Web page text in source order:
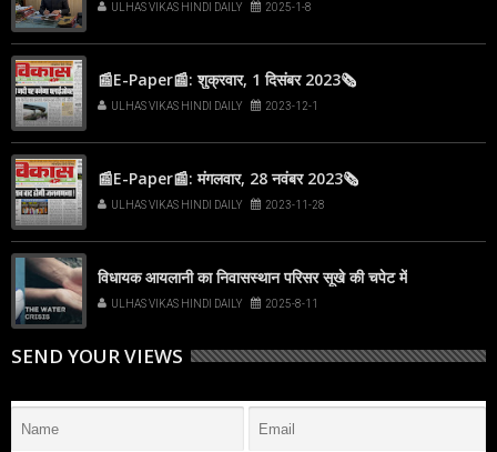
ULHAS VIKAS HINDI DAILY 2025-1-8
📰E-Paper📰: शुक्रवार, 1 दिसंबर 2023🗞
ULHAS VIKAS HINDI DAILY 2023-12-1
📰E-Paper📰: मंगलवार, 28 नवंबर 2023🗞
ULHAS VIKAS HINDI DAILY 2023-11-28
विधायक आयलानी का निवासस्थान परिसर सूखे की चपेट में
ULHAS VIKAS HINDI DAILY 2025-8-11
SEND YOUR VIEWS